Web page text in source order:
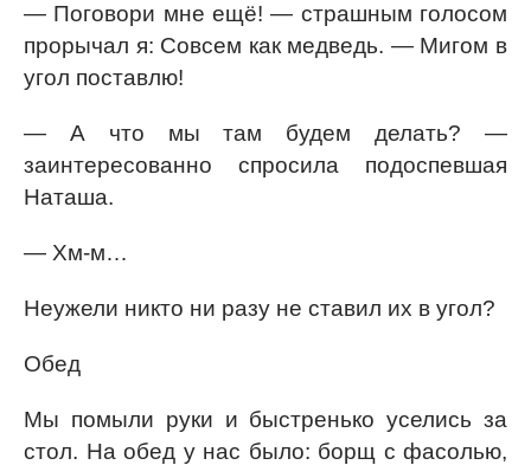
— Поговори мне ещё! — страшным голосом
прорычал я: Совсем как медведь. — Мигом в
угол поставлю!
— А что мы там будем делать? —
заинтересованно спросила подоспевшая
Наташа.
— Хм-м…
Неужели никто ни разу не ставил их в угол?
Обед
Мы помыли руки и быстренько уселись за
стол. На обед у нас было: борщ с фасолью,